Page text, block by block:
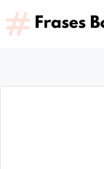
Saltar
al
contenido